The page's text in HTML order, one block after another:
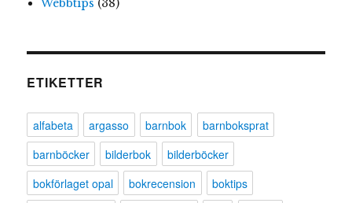
Webbtips (38)
ETIKETTER
alfabeta argasso barnbok
barnboksprat
barnböcker
bilderbok
bilderböcker
bokförlaget opal
bokrecension
boktips